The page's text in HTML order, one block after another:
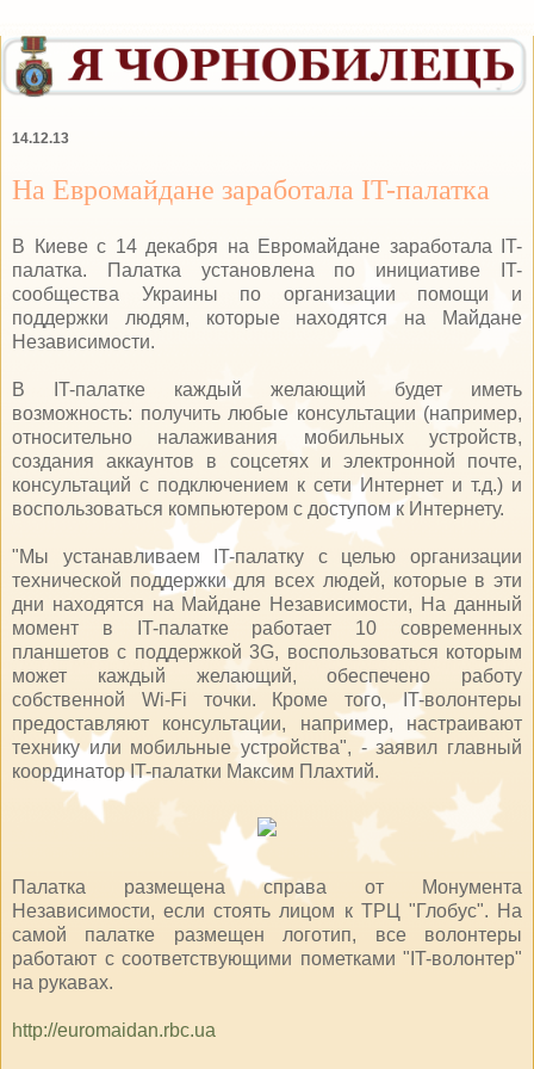
14.12.13
На Евромайдане заработала IT-палатка
В Киеве с 14 декабря на Евромайдане заработала IT-
палатка. Палатка установлена по инициативе IT-
сообщества Украины по организации помощи и
поддержки людям, которые находятся на Майдане
Независимости.
В IT-палатке каждый желающий будет иметь
возможность: получить любые консультации (например,
относительно налаживания мобильных устройств,
создания аккаунтов в соцсетях и электронной почте,
консультаций с подключением к сети Интернет и т.д.) и
воспользоваться компьютером с доступом к Интернету.
"Мы устанавливаем IT-палатку с целью организации
технической поддержки для всех людей, которые в эти
дни находятся на Майдане Независимости, На данный
момент в IT-палатке работает 10 современных
планшетов с поддержкой 3G, воспользоваться которым
может каждый желающий, обеспечено работу
собственной Wi-Fi точки. Кроме того, IT-волонтеры
предоставляют консультации, например, настраивают
технику или мобильные устройства", - заявил главный
координатор IT-палатки Максим Плахтий.
Палатка размещена справа от Монумента
Независимости, если стоять лицом к ТРЦ "Глобус". На
самой палатке размещен логотип, все волонтеры
работают с соответствующими пометками "IT-волонтер"
на рукавах.
http://euromaidan.rbc.ua